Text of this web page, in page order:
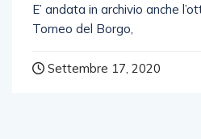
E’ andata in archivio anche
Torneo del Borgo,
Settembre 17, 2020